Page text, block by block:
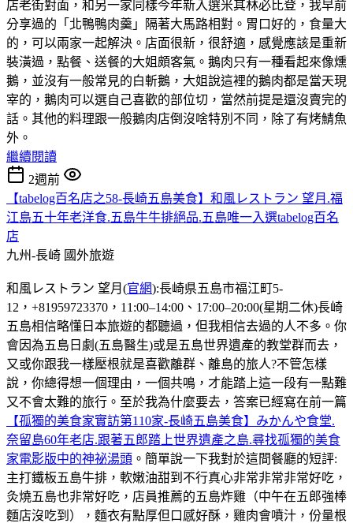
店老街對面，和另一家同樣今年新入選米其林必比登，我早前
分享過的「北鴨鴨肉羹」隔著大馬路相對。胃口好的，食量大
的，可以兩家一起解決。店面很新，很舒適，感覺應該是重新
裝潢過，點餐、送餐的大姐頗客氣。鵝肉只有一種看起來像燻
鵝，並沒有一般常見的白斬鵝，大姐說這裡的鵝肉都是當天現
宰的，鵝肉可以選自己喜歡的部位切，當然前提是還沒賣完的
話。其他的料理跟一般鵝肉店倒沒啥特別不同，除了有烤鯖魚
外。
繼續閱讀
2週前
【tabelog百名店之58-長崎五島美食】和風レストラン 望月.福
江島五十年老洋食.五島牛牛排絕品.五島唯一入選tabelog百名
店
九州-長崎 國外旅遊
和風レストラン 望月(官網):長崎県五島市福江町5-
12，+81959723370，11:00–14:00、17:00–20:00(星期二休)長崎
五島相信略懂日本旅遊的都聽過，但我相信去過的人不多。你
會因為五島日劇(五島醫生)或是五島世界遺產的教堂群而去，
又或你跟我一樣壓根就是喜歡離群、離島的旅人?不管怎樣
說，你總得想一個理由，一個共鳴，才能踏上這一段有一點難
又不會太難的旅行。至於我為什麼要去，答案已經寫在前一篇
【孤獨的美食家實訪第110家-長崎五島美食】みかんや食堂.
奈留島60年老店.跟著五郎踏上世界遺產之島.尋找孤獨的美食
家電影版中的神祕湯頭 。簡單說一下我對於這間餐廳的短評:
主打鐵板五島牛排，軟嫩油甜到不行真心非常非常非常好吃，
灸燒五島也非常好吃，店員推薦的五島炸雞（中午在五郎強棒
麵店沒吃到），麵衣有點厚但口感好酥，雞肉會噴汁，份量根